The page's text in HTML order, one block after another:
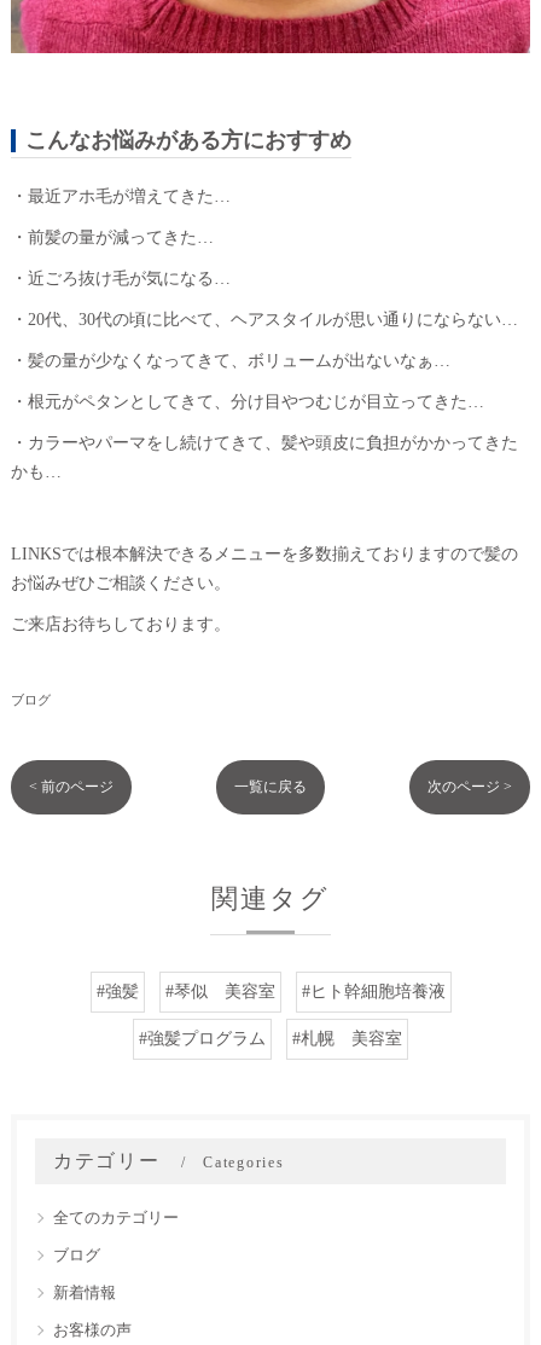
こんなお悩みがある方におすすめ
・最近アホ毛が増えてきた…
・前髪の量が減ってきた…
・近ごろ抜け毛が気になる…
・20代、30代の頃に比べて、ヘアスタイルが思い通りにならない…
・髪の量が少なくなってきて、ボリュームが出ないなぁ…
・根元がペタンとしてきて、分け目やつむじが目立ってきた…
・カラーやパーマをし続けてきて、髪や頭皮に負担がかかってきた
かも…
LINKSでは根本解決できるメニューを多数揃えておりますので髪の
お悩みぜひご相談ください。
ご来店お待ちしております。
ブログ
< 前のページ 一覧に戻る 次のページ >
関連タグ
#強髪 #琴似 美容室 #ヒト幹細胞培養液
#強髪プログラム #札幌 美容室
カテゴリー Categories
全てのカテゴリー
ブログ
新着情報
お客様の声